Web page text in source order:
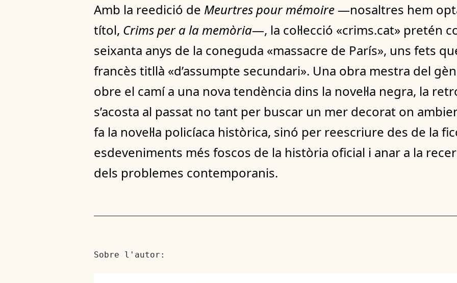
Amb la reedició de Meurtres pour mémoire —nosaltres hem
títol, Crims per a la memòria—, la col·lecció «crims.cat» pretén
seixanta anys de la coneguda «massacre de París», uns fets
francès titllà «d’assumpte secundari». Una obra mestra del
obre el camí a una nova tendència dins la novel·la negra, la
s’acosta al passat no tant per buscar un mer decorat on
fa la novel·la policíaca històrica, sinó per reescriure des de la
esdeveniments més foscos de la història oficial i anar a la
dels problemes contemporanis.
Sobre l'autor: